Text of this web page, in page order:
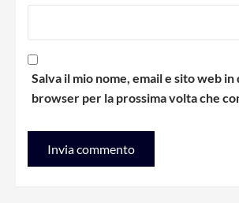
Salva il mio nome, email e sito web in
browser per la prossima volta che